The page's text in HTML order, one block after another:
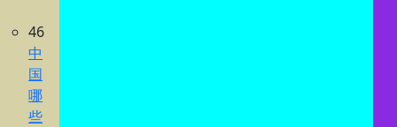
46
中
国
哪
些